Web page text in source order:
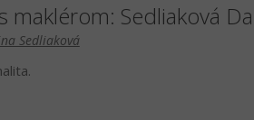
maklérom: Sedliaková
Sedliaková